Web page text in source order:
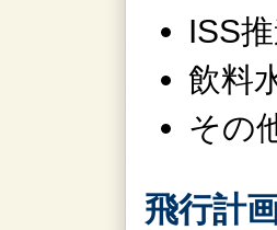
ISS
飲料
その
飛行計